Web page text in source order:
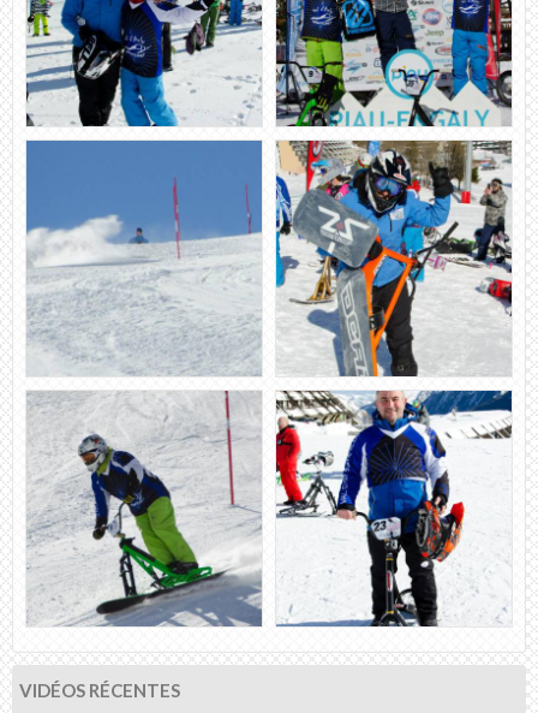
VIDÉOS RÉCENTES